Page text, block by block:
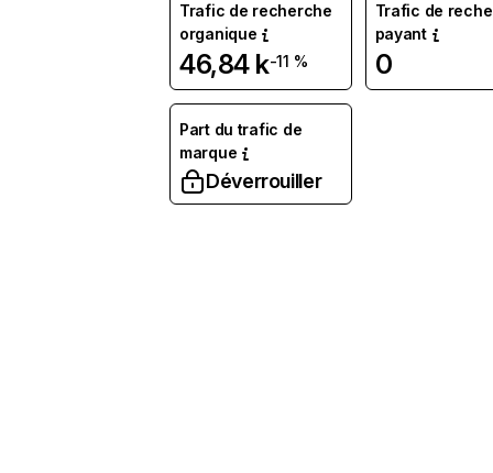
Trafic de recherche
organique
46,84 k-11 %
Trafic de
payant
0
Part du trafic de
marque
Déverrouiller